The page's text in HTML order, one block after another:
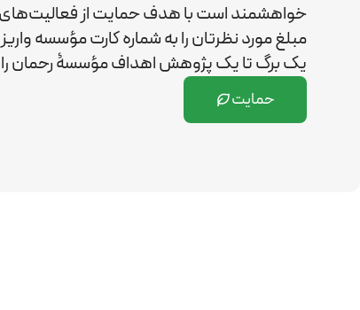
خواهشمند است با هدف حمایت از
مبلغ مورد نظرتان را به شماره کارت مؤسسه
یک برگ تا یک پژوهش اهداف مؤسسۀ رحمان را
حمایت